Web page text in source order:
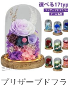
プリザーブドフラ